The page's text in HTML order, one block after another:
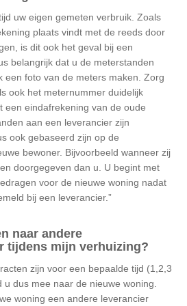
uw eigen gemeten verbruik. Zoals
plaats vindt met de reeds door
is dit ook het geval bij een
belangrijk dat u de meterstanden
een foto van de meters maken. Zorg
ook het meternummer duidelijk
een eindafrekening van de oude
aan een leverancier zijn
ook gebaseerd zijn op de
bewoner. Bijvoorbeeld wanneer zij
doorgegeven dan u. U begint met
voor de nieuwe woning nadat
bij een leverancier.
naar andere
tijdens mijn verhuizing?
zijn voor een bepaalde tijd (1,2,3
dus mee naar de nieuwe woning.
woning een andere leverancier